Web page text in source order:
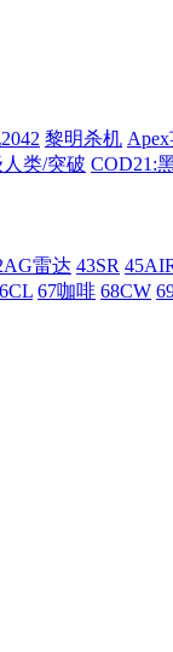
黎明杀机
人类/突破 COD21:
雷达 43SR
67咖啡 68CW